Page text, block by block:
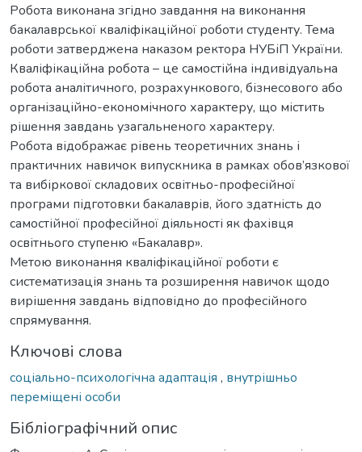
Робота виконана згідно завдання на виконання
бакалаврської кваліфікаційної роботи студенту. Тема
роботи затверджена наказом ректора НУБіП України.
Кваліфікаційна робота – це самостійна індивідуальна
робота аналітичного, розрахункового, бізнесового або
організаційно-економічного характеру, що містить
рішення завдань узагальненого характеру.
Робота відображає рівень теоретичних знань і
практичних навичок випускника в рамках обов’язкової
та вибіркової складових освітньо-професійної
програми підготовки бакалаврів, його здатність до
самостійної професійної діяльності як фахівця
освітнього ступеню «Бакалавр».
Метою виконання кваліфікаційної роботи є
систематизація знань та розширення навичок щодо
вирішення завдань відповідно до професійного
спрямування.
Ключові слова
соціально-психологічна адаптація , внутрішньо
переміщені особи
Бібліографічний опис